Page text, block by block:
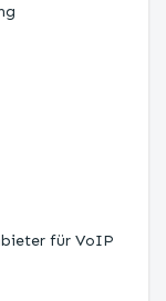
für VoIP